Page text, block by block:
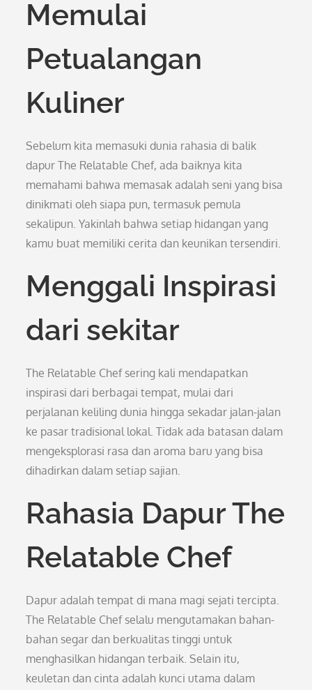
Memulai
Petualangan
Kuliner
Sebelum kita memasuki dunia rahasia di balik
dapur The Relatable Chef, ada baiknya kita
memahami bahwa memasak adalah seni yang bisa
dinikmati oleh siapa pun, termasuk pemula
sekalipun. Yakinlah bahwa setiap hidangan yang
kamu buat memiliki cerita dan keunikan tersendiri.
Menggali Inspirasi
dari sekitar
The Relatable Chef sering kali mendapatkan
inspirasi dari berbagai tempat, mulai dari
perjalanan keliling dunia hingga sekadar jalan-jalan
ke pasar tradisional lokal. Tidak ada batasan dalam
mengeksplorasi rasa dan aroma baru yang bisa
dihadirkan dalam setiap sajian.
Rahasia Dapur The
Relatable Chef
Dapur adalah tempat di mana magi sejati tercipta.
The Relatable Chef selalu mengutamakan bahan-
bahan segar dan berkualitas tinggi untuk
menghasilkan hidangan terbaik. Selain itu,
keuletan dan cinta adalah kunci utama dalam